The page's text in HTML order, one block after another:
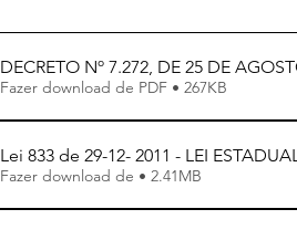
DECRETO Nº 7.272, DE 25 DE
Fazer download de PDF • 267KB
Lei 833 de 29-12- 2011 - LEI
Fazer download de • 2.41MB